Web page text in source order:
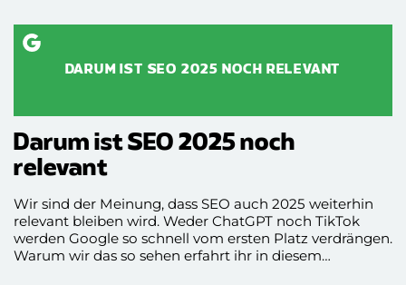
DARUM IST SEO 2025 NOCH RELEVANT
Darum ist SEO 2025 noch
relevant
Wir sind der Meinung, dass SEO auch 2025 weiterhin
relevant bleiben wird. Weder ChatGPT noch TikTok
werden Google so schnell vom ersten Platz verdrängen.
Warum wir das so sehen erfahrt ihr in diesem